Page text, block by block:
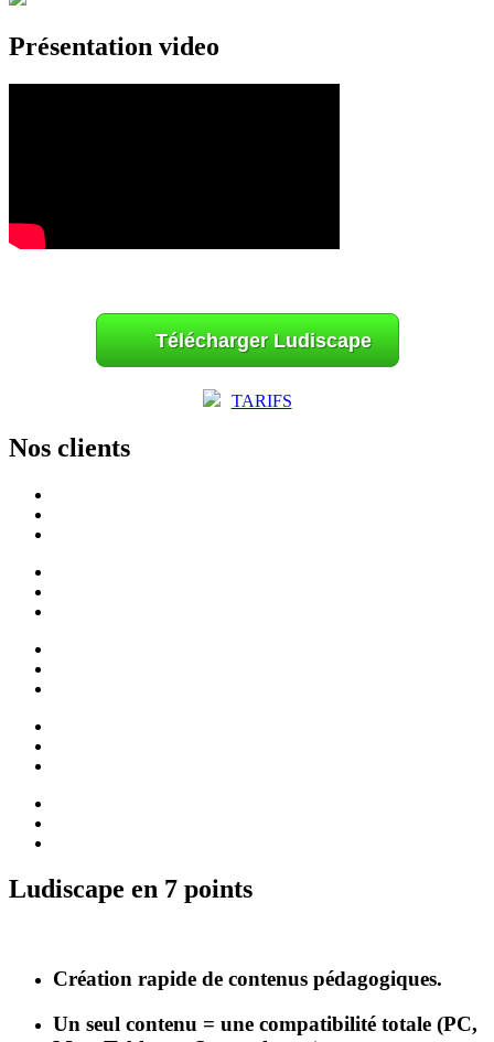
Présentation video
Télécharger Ludiscape
TARIFS
Nos clients
Ludiscape en 7 points
Création rapide de contenus pédagogiques.
Un seul contenu = une compatibilité totale (PC,